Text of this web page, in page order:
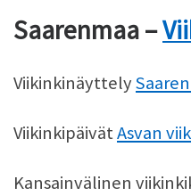
Saarenmaa –
Viikinkinäyttely
ViikinkipäivätAsvan
Kansainvälinen